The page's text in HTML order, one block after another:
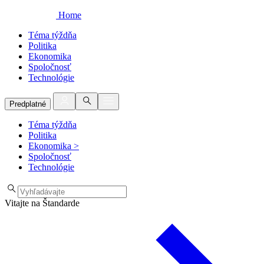
Home
Téma týždňa
Politika
Ekonomika
Spoločnosť
Technológie
Predplatné
Téma týždňa
Politika
Ekonomika >
Spoločnosť
Technológie
Vitajte na Štandarde